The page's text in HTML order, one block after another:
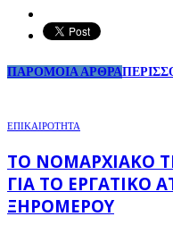
ΠΑΡΟΜΟΙΑ ΑΡΘΡΑ
ΕΠΙΚΑΙΡΟΤΗΤΑ
ΤΟ ΝΟΜΑΡΧΙΑΚΌ
ΓΙΑ ΤΟ ΕΡΓΑΤΙΚΌ
ΞΗΡΟΜΈΡΟΥ